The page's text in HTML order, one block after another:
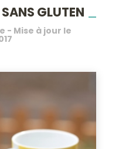
GLUTEN
- Mise à jour le